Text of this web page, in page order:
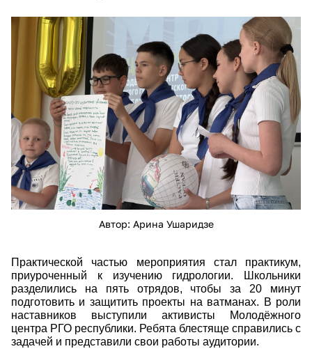
img4613.jpg
Автор: Арина Ушаридзе
Практической частью мероприятия стал практикум,
приуроченный к изучению гидрологии. Школьники
разделились на пять отрядов, чтобы за 20 минут
подготовить и защитить проекты на ватманах. В роли
наставников выступили активисты Молодёжного
центра РГО республики. Ребята блестяще справились с
задачей и представили свои работы аудитории.